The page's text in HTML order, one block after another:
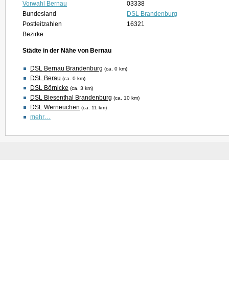
Vorwahl Bernau
03338
Bundesland
DSL Brandenburg
Postleitzahlen
16321
Bezirke
Städte in der Nähe von Bernau
DSL Bernau Brandenburg (ca. 0 km)
DSL Berau (ca. 0 km)
DSL Börnicke (ca. 3 km)
DSL Biesenthal Brandenburg (ca. 10 km)
DSL Werneuchen (ca. 11 km)
mehr…